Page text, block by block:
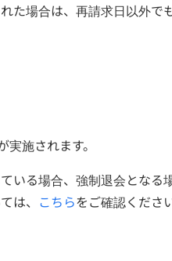
た場合は、再請求日以外で
施されます。
いる場合、強制退会となる
は、 こちらをご確認くださ